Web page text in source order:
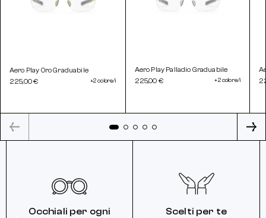
Aero Play Oro Graduabile
225,00 €
+2 colore/i
Aero Play Palladio Graduabile
225,00 €
+2 colore/i
Occhiali per ogni
Scelti per te